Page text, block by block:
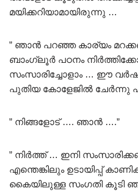
മയിക്കറിയാമായിരുന്നു …
” ഞാൻ പറഞ്ഞ കാര്യം
ബാംഗ്ലൂർ പഠനം
സംസാരിച്ചോളാം … ഈ
പുതിയ കോളേജിൽ ചേർന്നു
” നിങ്ങളോട് …. ഞാൻ ….”
” നിർത്ത് … ഇനി
എന്തെങ്കിലും ഉടായിപ്പ്
കൈയിലുള്ള സംഗതി കൂടി